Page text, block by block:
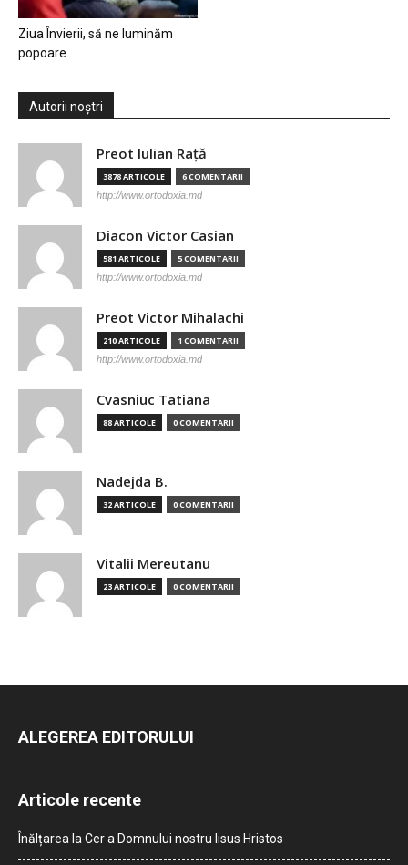
Ziua Învierii, să ne luminăm
popoare…
Autorii noștri
Preot Iulian Raţă
3878 ARTICOLE 6 COMENTARII
http://www.ortodoxia.md
Diacon Victor Casian
581 ARTICOLE 5 COMENTARII
http://www.ortodoxia.md
Preot Victor Mihalachi
210 ARTICOLE 1 COMENTARII
http://www.ortodoxia.md
Cvasniuc Tatiana
88 ARTICOLE 0 COMENTARII
Nadejda B.
32 ARTICOLE 0 COMENTARII
Vitalii Mereutanu
23 ARTICOLE 0 COMENTARII
ALEGEREA EDITORULUI
Articole recente
Înălțarea la Cer a Domnului nostru Iisus Hristos